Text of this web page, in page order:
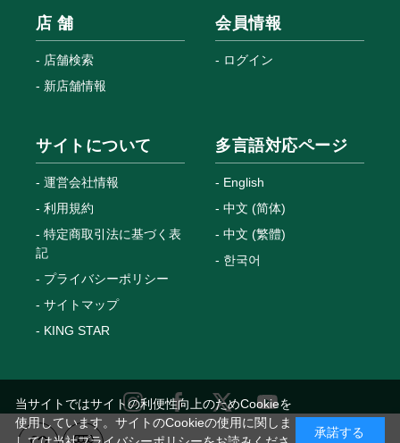
店 舗
店舗検索
新店舗情報
会員情報
ログイン
サイトについて
運営会社情報
利用規約
特定商取引法に基づく表
記
プライバシーポリシー
サイトマップ
KING STAR
多言語対応ページ
English
中文 (简体)
中文 (繁體)
한국어
当サイトではサイトの利便性向上のためCookieを
使用しています。サイトのCookieの使用に関しま
承諾する